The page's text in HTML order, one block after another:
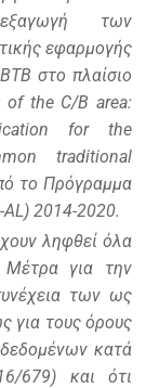
των
εφαρμογής
στο πλαίσιο
of the C/B area:
for the
traditional
το Πρόγραμμα
AL) 2014-2020.
ληφθεί όλα
Μέτρα για την
των ως
για τους όρους
κατά
679) και ότι